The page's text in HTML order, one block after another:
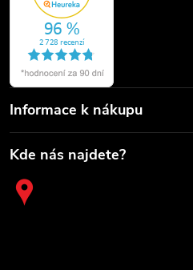
Informace k nákupu
Kde nás najdete?